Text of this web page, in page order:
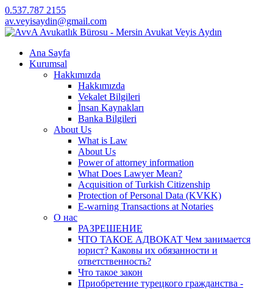
0.537.787 2155
av.veyisaydin@gmail.com
Ana Sayfa
Kurumsal
Hakkımızda
Hakkımızda
Vekalet Bilgileri
İnsan Kaynakları
Banka Bilgileri
About Us
What is Law
About Us
Power of attorney information
What Does Lawyer Mean?
Acquisition of Turkish Citizenship
Protection of Personal Data (KVKK)
E-warning Transactions at Notaries
О нас
РАЗРЕШЕНИЕ
ЧТО ТАКОЕ АДВОКАТ Чем занимается
юрист? Каковы их обязанности и
ответственность?
Что такое закон
Приобретение турецкого гражданства -